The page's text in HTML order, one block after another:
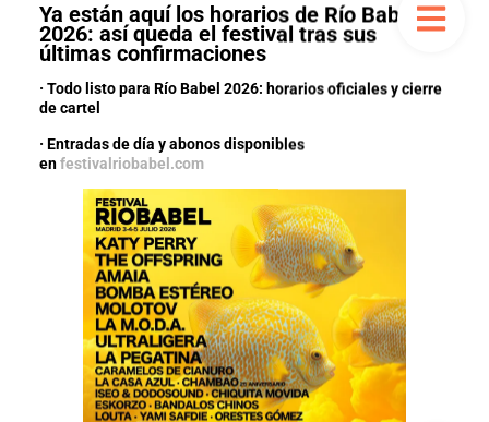
Ya están aquí los horarios de Río Babel
2026: así queda el festival tras sus
últimas confirmaciones
· Todo listo para Río Babel 2026: horarios oficiales y cierre
de cartel
· Entradas de día y abonos disponibles
enfestivalriobabel.com